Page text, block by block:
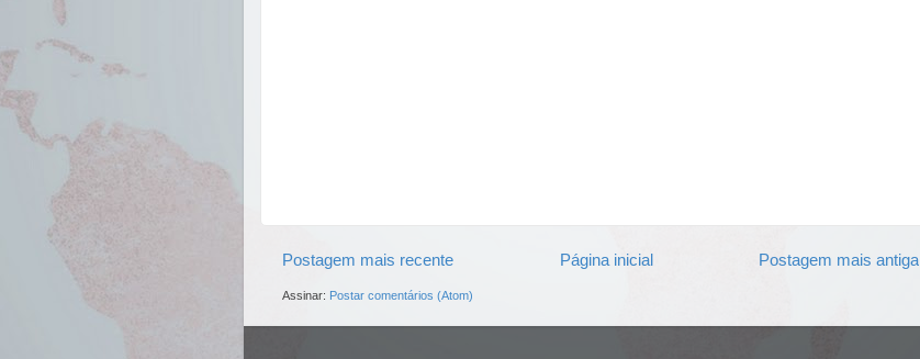
Postagem mais recente Postagem mais antiga
Página inicial
Assinar: Postar comentários (Atom)